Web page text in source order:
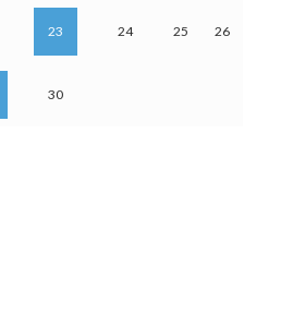
23 24 25 26
30